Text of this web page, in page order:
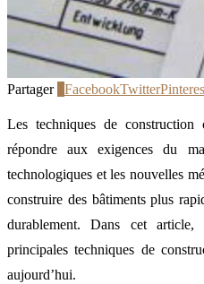
Partager FacebookTwitter
Les techniques de
répondre aux exigences du
technologiques et les nouvelles
construire des bâtiments plus
durablement. Dans cet
principales techniques de
aujourd’hui.